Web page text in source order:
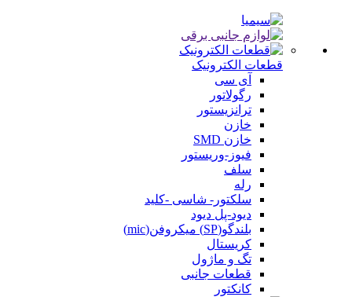
قطعات الکترونیک
آی سی
رگولاتور
ترانزیستور
خازن
خازن SMD
فیوز-وریستور
سلف
رله
سلکتور- شاسی -کلید
دیود-پل دیود
بلندگو(SP) میکروفن(mic)
کریستال
تگ و ماژول
قطعات جانبی
کانکتور